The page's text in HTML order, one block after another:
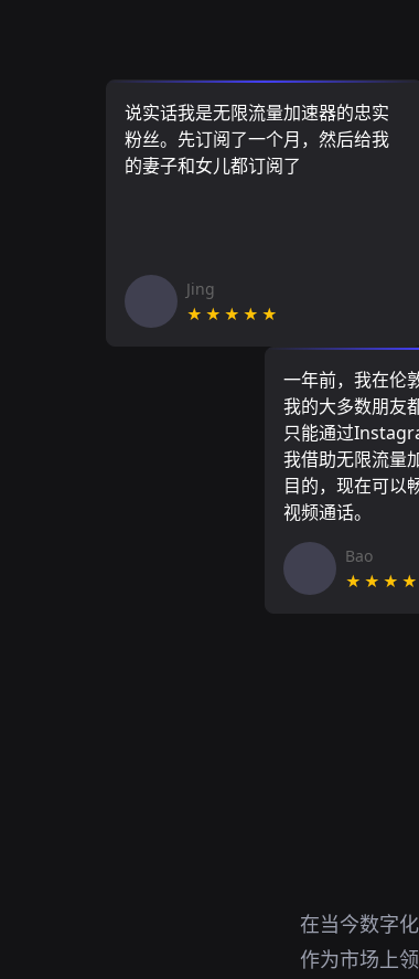
说实话我是无限流量加速器的忠实
粉丝。先订阅了一个月，然后给我
的妻子和女儿都订阅了
Jing
★★★★★
一年前，我在伦
我的大多数朋友
只能通过
我借助无限流量
目的，现在可以
视频通话。
Bao
在当今数字
作为市场上